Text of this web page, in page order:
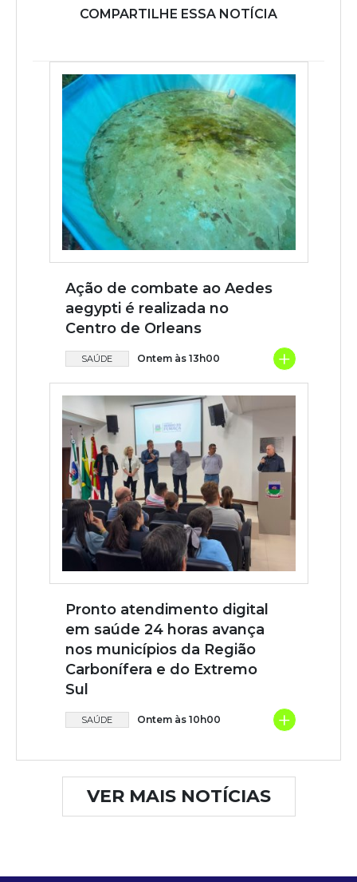
COMPARTILHE ESSA NOTÍCIA
Ação de combate ao Aedes
aegypti é realizada no
Centro de Orleans
SAÚDE Ontem às 13h00 +
Pronto atendimento digital
em saúde 24 horas avança
nos municípios da Região
Carbonífera e do Extremo
Sul
SAÚDE Ontem às 10h00 +
VER MAIS NOTÍCIAS